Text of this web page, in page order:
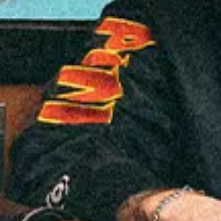
ago.142026
Belo Horizonte Arena Hall
Sticky Fingers: Live in Latin America 2026
Días de la semana. Tiempo del show
Horario de cierre de
Estado de entrada cancelada
ago.142026
Curitiba Live Curitiba
Sticky Fingers: Live in Latin America 2026
Días de la semana
Encontrar entradas